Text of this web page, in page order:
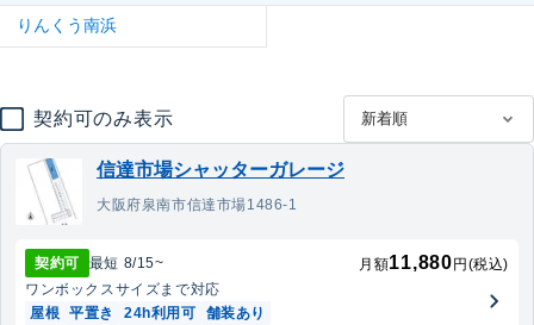
りんくう南浜
契約可のみ表示
信達市場シャッターガレージ
大阪府泉南市信達市場1486-1
契約可 最短 8/15~ 月額11,880 円(税込)
ワンボックスサイズまで対応
屋根 平置き 24h利用可 舗装あり